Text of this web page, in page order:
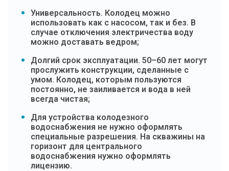
Универсальность. Колодец можно
использовать как с насосом, так и без. В
случае отключения электричества воду
можно доставать ведром;
Долгий срок эксплуатации. 50–60 лет могут
прослужить конструкции, сделанные с
умом. Колодец, которым пользуются
постоянно, не заиливается и вода в ней
всегда чистая;
Для устройства колодезного
водоснабжения не нужно оформлять
специальные разрешения. На скважины на
горизонт для центрального
водоснабжения нужно оформлять
лицензию.